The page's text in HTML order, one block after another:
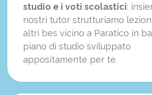
studio e i voti scolastici:
nostri tutor strutturiamo le
altri bes vicino a Paratico in
piano di studio sviluppato
appositamente per te.